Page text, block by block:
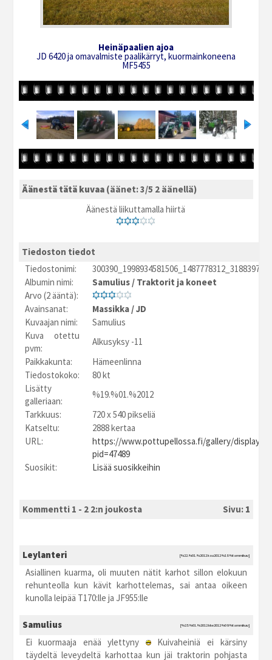
Heinäpaalien ajoa
JD 6420 ja omavalmiste paalikärryt, kuormainkoneena
MF5455
Äänestä tätä kuvaa (äänet: 3/5 2 äänellä)
Äänestä liikuttamalla hiirtä
Tiedoston tiedot
Tiedostonimi:
Albumin nimi:
Samulius / Traktorit ja koneet
Arvo (2 ääntä):
Avainsanat:
Massikka /JD
Kuvaajan nimi:
Samulius
Kuva otettu
pvm:
Alkusyksy -11
Paikkakunta:
Hämeenlinna
Tiedostokoko:
80 kt
Lisätty
galleriaan:
%19.%01.%2012
Tarkkuus:
720 x 540 pikseliä
Katseltu:
2888 kertaa
URL:
https://www.pottupellossa.fi/gallery/
pid=47489
Suosikit:
Lisää suosikkeihin
Kommentti 1 - 2 2:n joukosta Sivu: 1
Leylanteri [%22.%01.%2012 ksu2012 %18:%tammikuu]
Asiallinen kuarma, oli muuten nätit karhot sillon elokuun
rehunteolla kun kävit karhottelemas, sai antaa oikeen
kunolla leipää T170:lle ja JF955:lle
Samulius [%25.%01.%2012 kke2012 %09:%tammikuu]
Ei kuormaaja enää ylettyny
Kuivaheiniä ei kärsiny
täydeltä leveydeltä karhottaa kun jäi traktorin pohjasta